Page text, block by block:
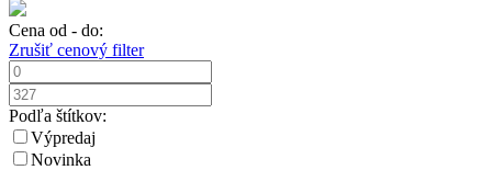
Cena od - do:
Zrušiť cenový filter
Podľa štítkov:
Výpredaj
Novinka